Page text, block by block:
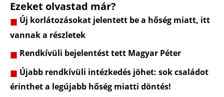
Ezeket olvastad már?
Új korlátozásokat jelentett be a hőség miatt, itt
vannak a részletek
Rendkívüli bejelentést tett Magyar Péter
Újabb rendkívüli intézkedés jöhet: sok családot
érinthet a legújabb hőség miatti döntés!